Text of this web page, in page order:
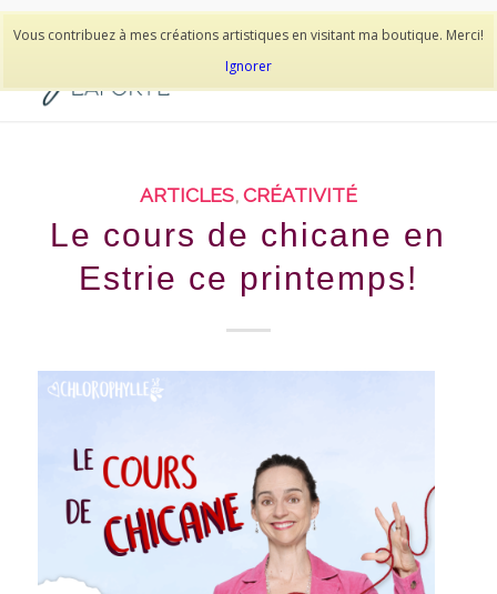
Vous contribuez à mes créations artistiques en visitant ma boutique. Merci!
Ignorer
514-278-9938
ARTICLES,CRÉATIVITÉ
Le cours de chicane en
Estrie ce printemps!